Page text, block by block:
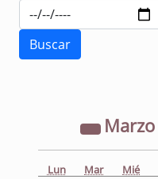
Marzo
Lun Mar Mié